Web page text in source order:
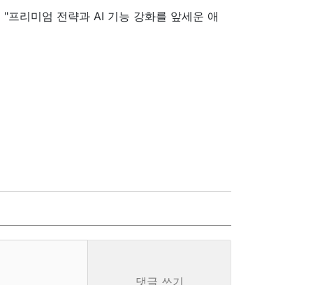
프리미엄 전략과 AI 기능 강화를 앞세운 애
댓글 쓰기